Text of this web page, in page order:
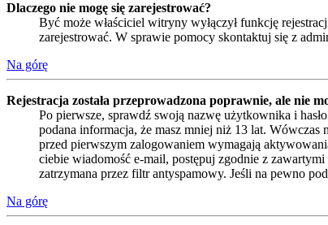
Dlaczego nie mogę się zarejestrować?
Być może właściciel witryny wyłączył funkcję
zarejestrować. W sprawie pomocy skontaktuj się z
Na górę
Rejestracja została przeprowadzona poprawnie, ale nie
Po pierwsze, sprawdź swoją nazwę użytkownika i
podana informacja, że masz mniej niż 13 lat. Wówczas
przed pierwszym zalogowaniem wymagają
ciebie wiadomość e-mail, postępuj zgodnie z
zatrzymana przez filtr antyspamowy. Jeśli na pewno
Na górę